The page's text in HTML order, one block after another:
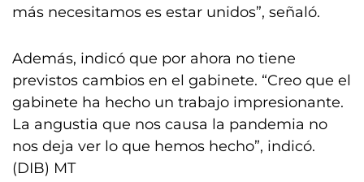
más necesitamos es estar unidos”, señaló.
Además, indicó que por ahora no tiene
previstos cambios en el gabinete. “Creo que el
gabinete ha hecho un trabajo impresionante.
La angustia que nos causa la pandemia no
nos deja ver lo que hemos hecho”, indicó.
(DIB) MT